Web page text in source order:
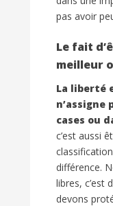
pas avoir
Le fait
meilleur
La liberté
n’assigne
cases ou
c’est aussi
différence.
libres, c’est
devons